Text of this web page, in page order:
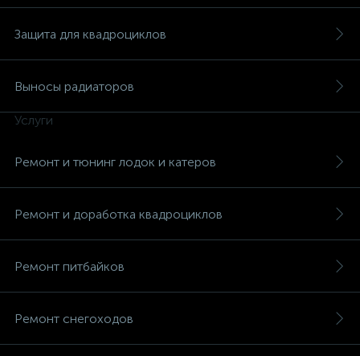
Защита для квадроциклов
Выносы радиаторов
Услуги
Ремонт и тюнинг лодок и катеров
Ремонт и доработка квадроциклов
Ремонт питбайков
Ремонт снегоходов